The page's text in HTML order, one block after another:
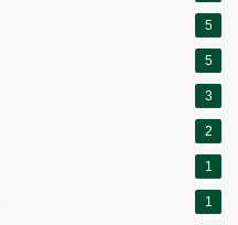
5
5
3
2
1
1